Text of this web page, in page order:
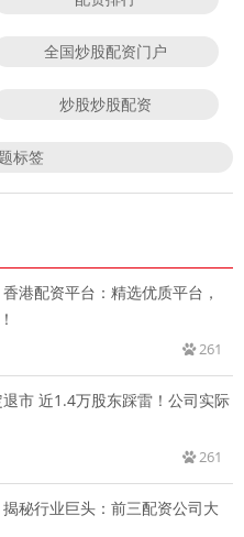
全国炒股配资门户
炒股炒股配资
标签
港配资平台：精选优质平台，
261
市 近1.4万股东踩雷！公司实际
261
秘行业巨头：前三配资公司大